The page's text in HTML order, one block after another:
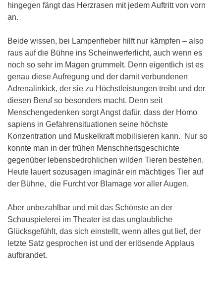
hingegen fängt das Herzrasen mit jedem Auftritt von vorn
an.
Beide wissen, bei Lampenfieber hilft nur kämpfen – also
raus auf die Bühne ins Scheinwerferlicht, auch wenn es
noch so sehr im Magen grummelt. Denn eigentlich ist es
genau diese Aufregung und der damit verbundenen
Adrenalinkick, der sie zu Höchstleistungen treibt und der
diesen Beruf so besonders macht. Denn seit
Menschengedenken sorgt Angst dafür, dass der Homo
sapiens in Gefahrensituationen seine höchste
Konzentration und Muskelkraft mobilisieren kann. Nur so
konnte man in der frühen Menschheitsgeschichte
gegenüber lebensbedrohlichen wilden Tieren bestehen.
Heute lauert sozusagen imaginär ein mächtiges Tier auf
der Bühne, die Furcht vor Blamage vor aller Augen.
Aber unbezahlbar und mit das Schönste an der
Schauspielerei im Theater ist das unglaubliche
Glücksgefühlt, das sich einstellt, wenn alles gut lief, der
letzte Satz gesprochen ist und der erlösende Applaus
aufbrandet.